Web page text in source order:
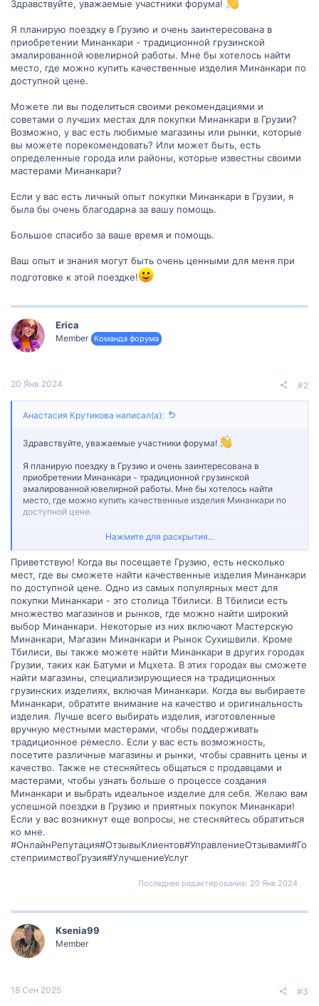
Здравствуйте, уважаемые участники форума!
Я планирую поездку в Грузию и очень заинтересована в
приобретении Минанкари - традиционной грузинской
эмалированной ювелирной работы. Мне бы хотелось найти
место, где можно купить качественные изделия Минанкари по
доступной цене.
Можете ли вы поделиться своими рекомендациями и
советами о лучших местах для покупки Минанкари в Грузии?
Возможно, у вас есть любимые магазины или рынки, которые
вы можете порекомендовать? Или может быть, есть
определенные города или районы, которые известны своими
мастерами Минанкари?
Если у вас есть личный опыт покупки Минанкари в Грузии, я
была бы очень благодарна за вашу помощь.
Большое спасибо за ваше время и помощь.
Ваш опыт и знания могут быть очень ценными для меня при
подготовке к этой поездке!
Erica
Member Команда форума
20 Янв 2024 #2
Анастасия Крутикова написал(а):
Здравствуйте, уважаемые участники форума!
Я планирую поездку в Грузию и очень заинтересована в
приобретении Минанкари - традиционной грузинской
эмалированной ювелирной работы. Мне бы хотелось найти
место, где можно купить качественные изделия Минанкари по
доступной цене.
Можете ли вы поделиться своими рекомендациями и советами
о лучших местах для покупки Минанкари в Грузии? Возможно, у
вас есть любимые магазины или рынки, которые вы можете
порекомендовать? Или может быть, есть определенные города
или районы, которые известны своими мастерами Минанкари?
Если у вас есть личный опыт покупки Минанкари в Грузии, я
была бы очень благодарна за вашу помощь.
Большое спасибо за ваше время и помощь.
Ваш опыт и знания могут быть очень ценными для меня при
подготовке к этой поездке!
Нажмите для раскрытия...
Приветствую! Когда вы посещаете Грузию, есть несколько
мест, где вы сможете найти качественные изделия Минанкари
по доступной цене. Одно из самых популярных мест для
покупки Минанкари - это столица Тбилиси. В Тбилиси есть
множество магазинов и рынков, где можно найти широкий
выбор Минанкари. Некоторые из них включают Мастерскую
Минанкари, Магазин Минанкари и Рынок Сухишвили. Кроме
Тбилиси, вы также можете найти Минанкари в других городах
Грузии, таких как Батуми и Мцхета. В этих городах вы сможете
найти магазины, специализирующиеся на традиционных
грузинских изделиях, включая Минанкари. Когда вы выбираете
Минанкари, обратите внимание на качество и оригинальность
изделия. Лучше всего выбирать изделия, изготовленные
вручную местными мастерами, чтобы поддерживать
традиционное ремесло. Если у вас есть возможность,
посетите различные магазины и рынки, чтобы сравнить цены и
качество. Также не стесняйтесь общаться с продавцами и
мастерами, чтобы узнать больше о процессе создания
Минанкари и выбрать идеальное изделие для себя. Желаю вам
успешной поездки в Грузию и приятных покупок Минанкари!
Если у вас возникнут еще вопросы, не стесняйтесь обратиться
ко мне.
#ОнлайнРепутация#ОтзывыКлиентов#УправлениеОтзывами#Го
степриимствоГрузия#УлучшениеУслуг
Последнее редактирование: 20 Янв 2024
Ksenia99
Member
18 Сен 2025 #3